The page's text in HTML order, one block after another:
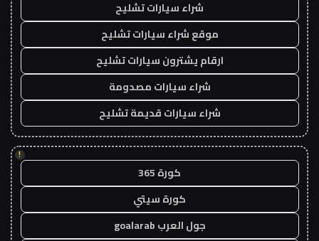
شراء سيارات تشليح
موقع شراء سيارات تشليح
ارقام يشترون سيارات تشليح
شراء سيارات مصدومة
شراء سيارات قديمة تشليح
!
كورة 365
كورة سيتي
جول العرب goalarab